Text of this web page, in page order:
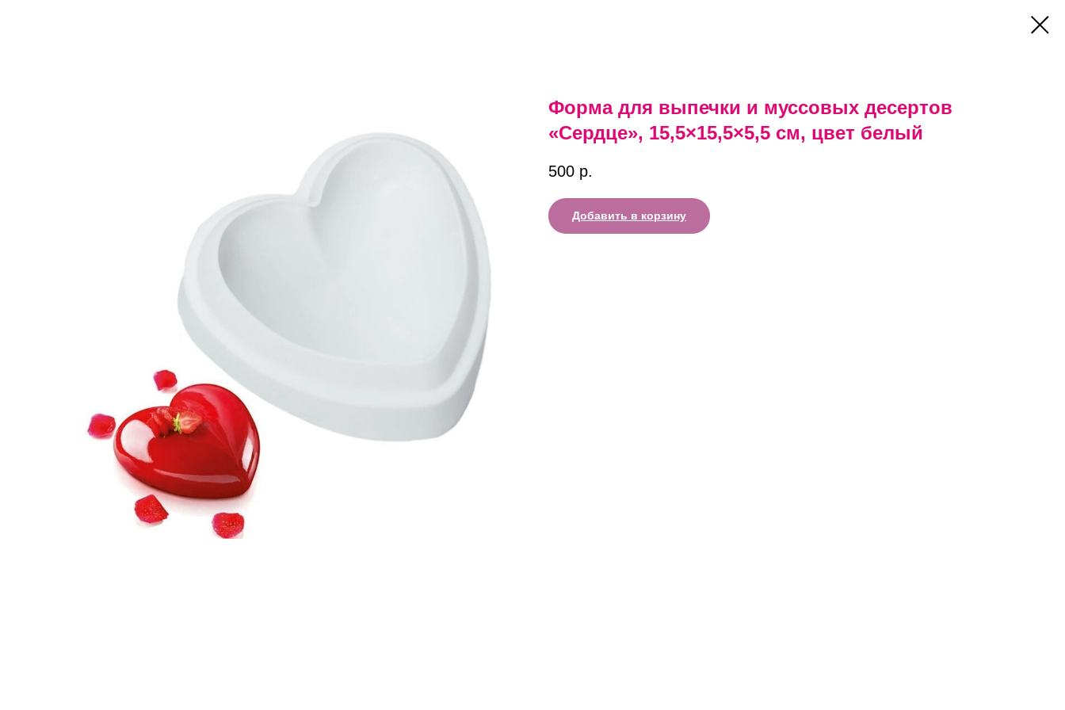
Форма для выпечки и муссовых десертов
«Сердце», 15,5×15,5×5,5 см, цвет белый
500 р.
Добавить в корзину